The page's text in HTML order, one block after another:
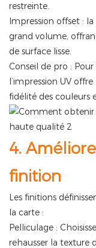
restreinte.
Impression offset :
grand volume,
de surface lisse.
Conseil de pro :
l’impression UV offre
fidélité des couleurs
4.
finition
Les finitions
la carte :
Pelliculage :
rehausser la texture